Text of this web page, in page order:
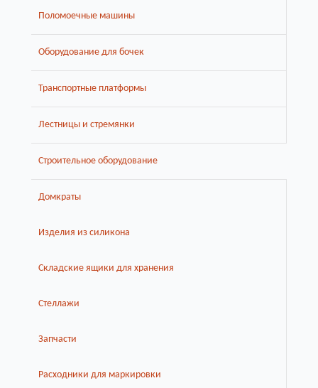
Поломоечные машины
Оборудование для бочек
Транспортные платформы
Лестницы и стремянки
Строительное оборудование
Домкраты
Изделия из силикона
Складские ящики для хранения
Стеллажи
Запчасти
Расходники для маркировки